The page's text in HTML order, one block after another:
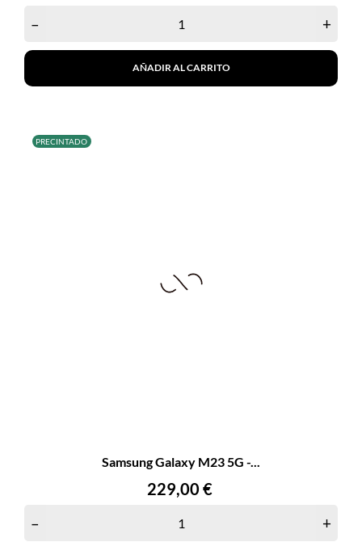
– +
AÑADIR AL CARRITO
PRECINTADO
Samsung Galaxy M23 5G -...
Precio
229,00 €
– +